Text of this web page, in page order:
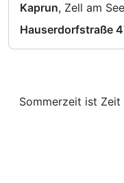
Kaprun, Zell am
Hauserdorfstraße
Sommerzeit ist Zeit